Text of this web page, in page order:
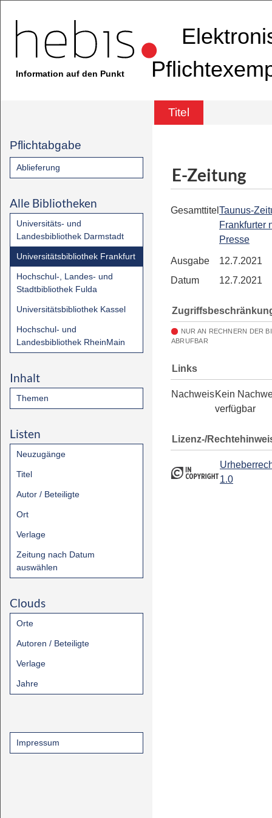
Information auf den Punkt
Titel
Pflichtabgabe
Ablieferung
Alle Bibliotheken
Universitäts- und
Landesbibliothek Darmstadt
Universitätsbibliothek Frankfurt
Hochschul-, Landes- und
Stadtbibliothek Fulda
Universitätsbibliothek Kassel
Hochschul- und
Landesbibliothek RheinMain
Inhalt
Themen
Listen
Neuzugänge
Titel
Autor / Beteiligte
Ort
Verlage
Zeitung nach Datum
auswählen
Clouds
Orte
Autoren / Beteiligte
Verlage
Jahre
Impressum
E-Zeitung
Gesamttitel Taunus-
Frankfurter
Presse
Ausgabe
12.7.2021
Datum
12.7.2021
NUR AN RECHNERN DER
ABRUFBAR
Links
NachweisKein
verfügbar
Lizenz-/
1.0